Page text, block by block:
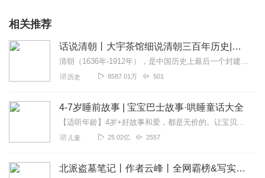
相关推荐
话说清朝丨大宇茶馆细说清朝三百年历史|从努尔哈赤到末代皇帝溥仪|康熙雍正乾隆
清朝（1636年-1912年），是中国历史上最后一个封建王朝，共传十二帝，统治者为爱新觉罗氏。从努尔哈赤建立后金起，总计296年。从皇太极改国号为清起，国祚27...
历史 8587.01万 501
4-7岁睡前故事 | 宝宝巴士故事·哄睡童话大全
【适听年龄】4岁+好故事和爱，都是无价的。让宝贝们的睡前时光更有趣有益是我们的期望！——宝宝巴士专辑针对不同年龄段的小朋友，专门订制了多种精彩的主题故事，如培养...
儿童 25.02亿 2557
北派盗墓笔记丨作者云峰丨全网霸榜&写实盗墓文| 灵异探险|我在地底挖宝贝又名北境摸金人北境校尉疯狂盗贼